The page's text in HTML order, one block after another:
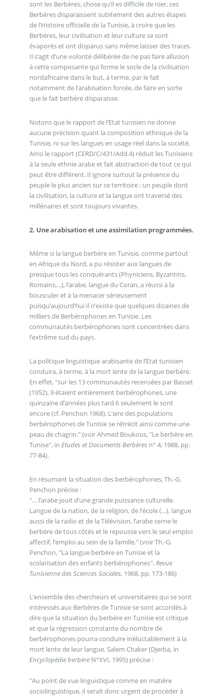
sont les Berbères, chose qu’il es difficile de nier, ces
Berbères disparaissent subitement des autres étapes
de l’Histoire officielle de la Tunisie, à croire que les
Berbères, leur civilisation et leur culture se sont
évaporés et ont disparus sans même laisser des traces.
Il s’agit d’une volonté délibérée de ne pas faire allusion
à cette composante qui forme le socle de la civilisation
nordafricaine dans le but, à terme, par le fait
notamment de l’arabisation forcée, de faire en sorte
que le fait berbère disparaisse.
Notons que le rapport de l’Etat tunisien ne donne
aucune précision quant la composition ethnique de la
Tunisie, ni sur les langues en usage réel dans la société.
Ainsi le rapport (CERD/C/431/Add.4) réduit les Tunisiens
à la seule ethnie arabe et fait abstraction de tout ce qui
peut être différent. Il ignore surtout la présence du
peuple le plus ancien sur ce territoire ; un peuple dont
la civilisation, la culture et la langue ont traversé des
millénaires et sont toujours vivantes.
2. Une arabisation et une assimilation programmées.
Même si la langue berbère en Tunisie, comme partout
en Afrique du Nord, a pu résister aux langues de
presque tous les conquérants (Phyniciens, Byzantins,
Romains,...), l’arabe, langue du Coran, a réussi à la
bousculer et à la menacer sérieusement
puisqu’aujourd’hui il n’existe que quelques dizaines de
milliers de Berbérophones en Tunisie. Les
communautés berbérophones sont concentrées dans
l’extrême sud du pays.
La politique linguistique arabisante de l’Etat tunisien
conduira, à terme, à la mort lente de la langue berbère.
En effet, "sur les 13 communautés recensées par Basset
(1952), 9 étaient entièrement berbérophones, une
quinzaine d’années plus tard 6 seulement le sont
encore (cf. Penchon 1968). L’aire des populations
berbérophones de Tunisie se rétrécit ainsi comme une
peau de chagrin." (voir Ahmed Boukous, "Le berbère en
Tunise", in Etudes et Documents Berbères n° 4, 1988, pp.
77-84).
En résumant la situation des berbérophones, Th.-G.
Penchon précise :
"… l’arabe jouit d’une grande puissance culturelle.
Langue de la nation, de la religion, de l’école (…), langue
aussi de la radio et de la Télévision, l’arabe cerne le
berbère de tous côtés et le repousse vers le seul emploi
affectif, l’emploi au sein de la famille." (voir Th.-G.
Penchon, "La langue berbère en Tunisie et la
scolarisation des enfants berbérophones", Revue
Tunisienne des Sciences Sociales, 1968, pp. 173-186)
L’ensemble des chercheurs et universitaires qui se sont
intéressés aux Berbères de Tunisie se sont accordés à
dire que la situation du berbère en Tunisie est critique
et que la régression constante du nombre de
berbérophones pourra conduire inéluctablement à la
mort lente de leur langue. Salem Chaker (Djerba, in
Encyclopédie berbèreN°XVI, 1995) précise :
"Au point de vue linguistique comme en matière
sociolinguistique, il serait donc urgent de procéder à